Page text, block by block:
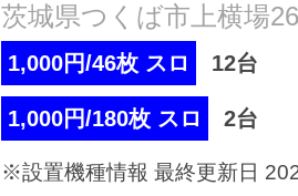
茨城県つくば市上横場
1,000円/46枚 スロ 12台
1,000円/180枚 スロ 2台
※設置機種情報 最終更新日